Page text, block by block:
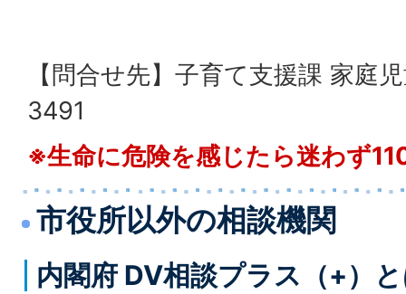
【問合せ先】子育て支援課 家庭
3491
※生命に危険を感じたら迷わず
市役所以外の相談機関
内閣府 DV相談プラス（+）